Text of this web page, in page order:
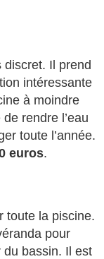
discret. Il prend
intéressante
à moindre
rendre l’eau
toute l’année.
euros.
toute la piscine.
pour
du bassin. Il est